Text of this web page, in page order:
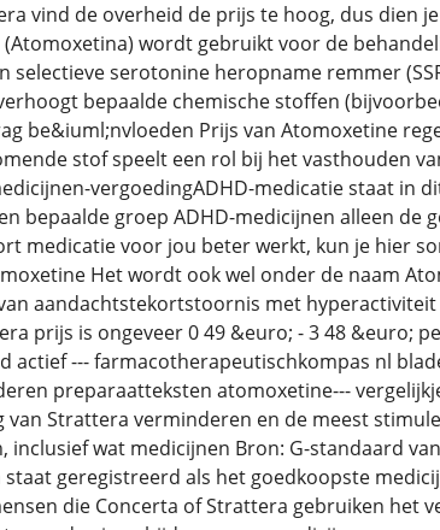
vind de overheid de prijs te hoog, dus dien
wordt gebruikt voor de
selectieve serotonine heropname remmer
bepaalde chemische stoffen
be&iuml;nvloeden Prijs van Atomoxetine
stof speelt een rol bij het vasthouden
vergoedingADHD-medicatie staat in
bepaalde groep ADHD-medicijnen alleen de
medicatie voor jou beter werkt, kun je hier
Het wordt ook wel onder de naam
aandachtstekortstoornis met hyperactiviteit
prijs is ongeveer 0 49 &euro; - 3 48 &euro;
actief --- farmacotherapeutischkompas nl
preparaatteksten atomoxetine---
Strattera verminderen en de meest
wat medicijnen Bron: G-standaard
geregistreerd als het goedkoopste
die Concerta of Strattera gebruiken het